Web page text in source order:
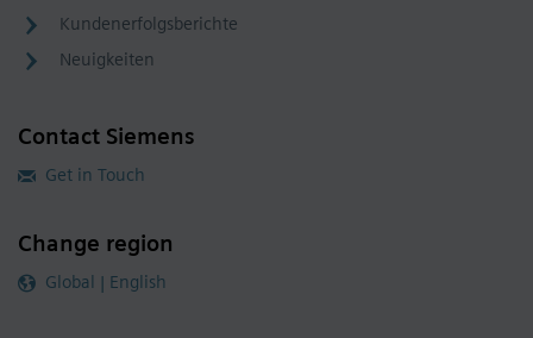
Kundenerfolgsberichte
Neuigkeiten
Contact Siemens
Get in Touch
Change region
Global | English